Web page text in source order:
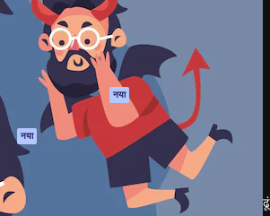
नया
दस्तावेज़ीकरण
सहायता
उपयोग की शर्तें
गोपनीयता नीति
ओरिजिनल्स
नया
कुकीज़ नीति
ट्रस्ट सेंटर
एफिलिएट्स
करियर
खोज रुझान
घटनाक्रम
Slidesgo
सामग्री बेचें
magnific.ai